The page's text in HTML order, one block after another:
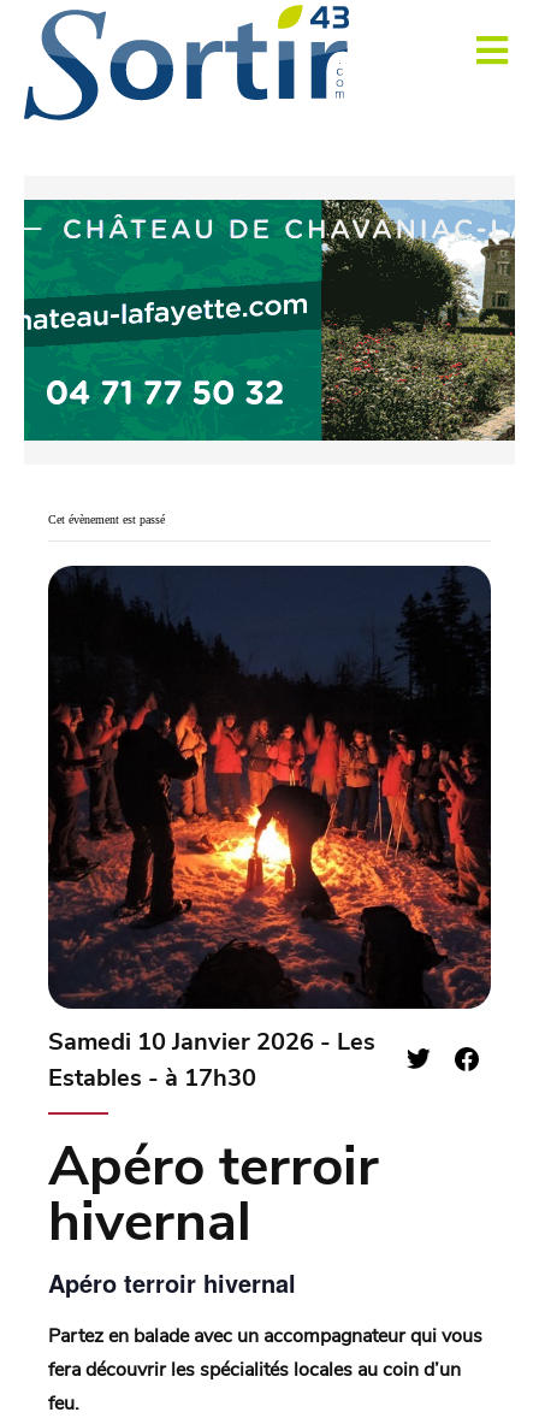
Cet évènement est passé
Samedi 10 Janvier 2026 - Les
Estables - à 17h30
Apéro terroir
hivernal
Apéro terroir hivernal
Partez en balade avec un accompagnateur qui vous
fera découvrir les spécialités locales au coin d’un
feu.